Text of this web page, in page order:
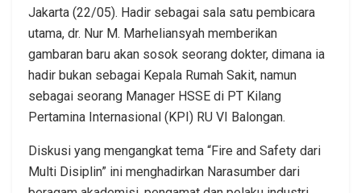
Jakarta (22/05). Hadir sebagai sala satu pembicara
utama, dr. Nur M. Marheliansyah memberikan
gambaran baru akan sosok seorang dokter, dimana ia
hadir bukan sebagai Kepala Rumah Sakit, namun
sebagai seorang Manager HSSE di PT Kilang
Pertamina Internasional (KPI) RU VI Balongan.
Diskusi yang mengangkat tema “Fire and Safety dari
Multi Disiplin” ini menghadirkan Narasumber dari